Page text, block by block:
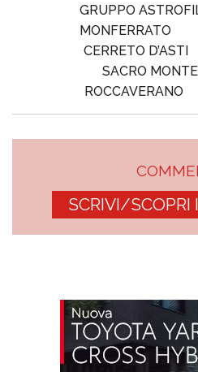
GRUPPO
MONFERRATO
CERRETO D’ASTI
SACRO
ROCCAVERANO
SCRIVI/SCOPRI